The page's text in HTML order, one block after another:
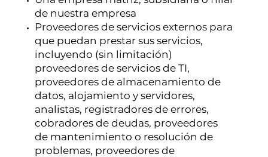
de nuestra empresa
Proveedores de servicios externos para
que puedan prestar sus servicios,
incluyendo (sin limitación)
proveedores de servicios de TI,
proveedores de almacenamiento de
datos, alojamiento y servidores,
analistas, registradores de errores,
cobradores de deudas, proveedores
de mantenimiento o resolución de
problemas, proveedores de